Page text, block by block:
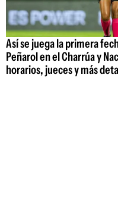
Así se juega la primera
Peñarol en el Charrúa y
horarios, jueces y más